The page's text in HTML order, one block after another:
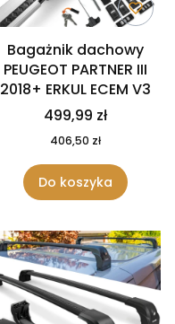
Bagażnik dachowy
PEUGEOT PARTNER III
2018+ ERKUL ECEM V3
499,99 zł
406,50 zł
Do koszyka